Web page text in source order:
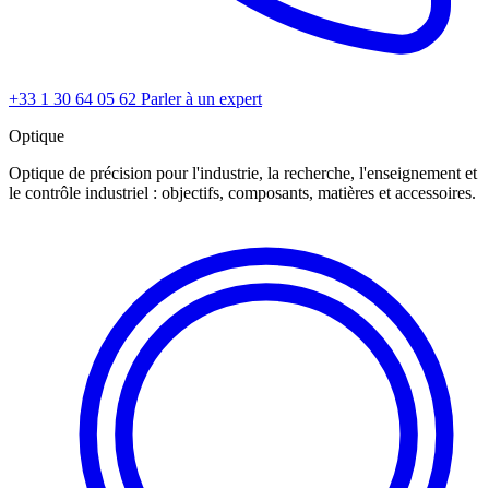
+33 1 30 64 05 62 Parler à un expert
Optique
Optique de précision pour l'industrie, la recherche, l'enseignement et
le contrôle industriel : objectifs, composants, matières et accessoires.